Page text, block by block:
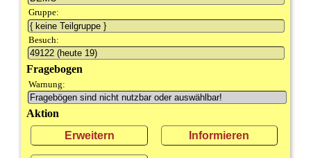
Gruppe:
Besuch:
Fragebogen
Warnung:
Aktion
Erweitern
Informieren